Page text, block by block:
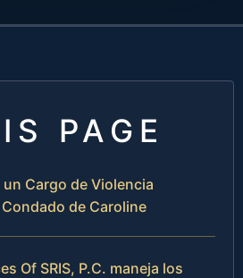
PAGE
Cargo de Violencia
de Caroline
Of SRIS, P.C. maneja los